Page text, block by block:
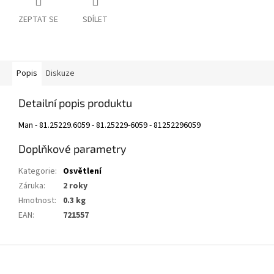
ZEPTAT SE SDÍLET
Popis Diskuze
Detailní popis produktu
Man - 81.25229.6059 - 81.25229-6059 - 81252296059
Doplňkové parametry
Kategorie: Osvětlení
Záruka:
2 roky
Hmotnost:
0.3 kg
EAN: 721557